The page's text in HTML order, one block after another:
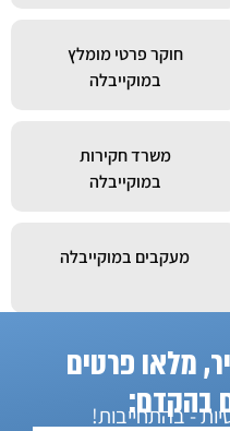
חוקר פרטי מומלץ
במוקייבלה
משרד חקירות
במוקייבלה
מעקבים במוקייבלה
מלאו פרטים
בהקדם: